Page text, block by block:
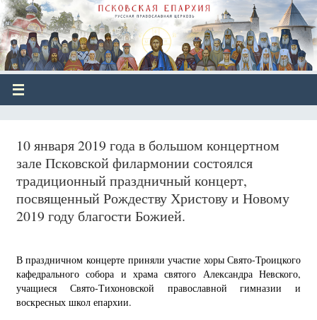
10 января 2019 года в большом концертном
зале Псковской филармонии состоялся
традиционный праздничный концерт,
посвященный Рождеству Христову и Новому
2019 году благости Божией.
В праздничном концерте приняли участие хоры Свято-Троицкого
кафедрального собора и храма святого Александра Невского,
учащиеся Свято-Тихоновской православной гимназии и
воскресных школ епархии.